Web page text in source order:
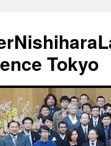
Tokyo